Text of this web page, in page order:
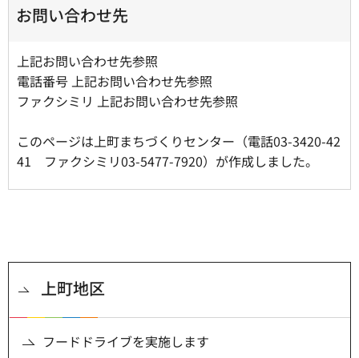
お問い合わせ先
上記お問い合わせ先参照
電話番号 上記お問い合わせ先参照
ファクシミリ 上記お問い合わせ先参照
このページは上町まちづくりセンター（電話03-3420-42
41 ファクシミリ03-5477-7920）が作成しました。
上町地区
フードドライブを実施します